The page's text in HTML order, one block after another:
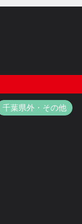
千葉県外・その他